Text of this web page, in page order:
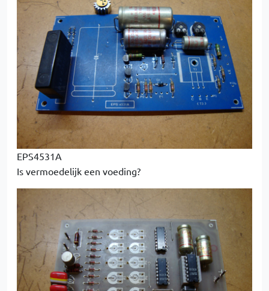
EPS4531A
Is vermoedelijk een voeding?